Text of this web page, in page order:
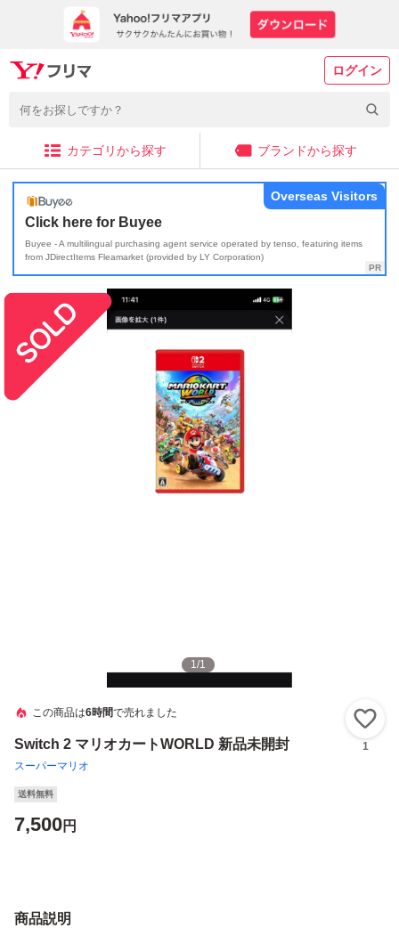
ログイン
カテゴリから探す ブランドから探す
Click here for Buyee
Buyee - A multilingual purchasing agent service operated by tenso, featuring items
from JDirectItems Fleamarket (provided by LY Corporation)
Overseas Visitors
1/1
この商品は6時間で売れました
Switch 2 マリオカートWORLD 新品未開封
スーパーマリオ
1
送料無料
7,500円
商品説明